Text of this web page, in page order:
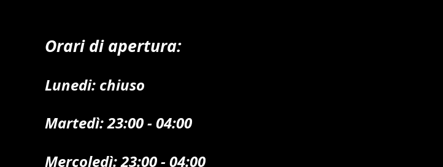
Orari di apertura:
Lunedi: chiuso
Martedì: 23:00 - 04:00
Mercoledì: 23:00 - 04:00